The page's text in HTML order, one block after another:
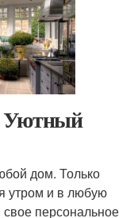
Уютный
дом. Только
утром и в любую
персональное